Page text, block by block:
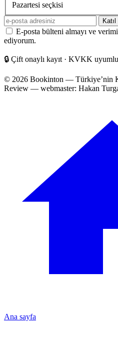
Pazartesi seçkisi
E-
posta
adresiniz
E-posta bülteni almayı ve
ediyorum.
🔒 Çift onaylı kayıt · KVKK uyumlu
© 2026 Bookinton — Türkiye’nin
Review — webmaster: Hakan
Ana sayfa